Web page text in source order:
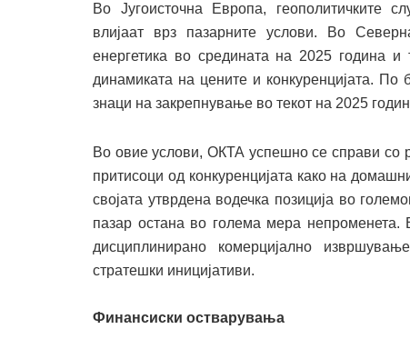
Во Југоисточна Европа, геополитичките
влијаат врз пазарните услови. Во
енергетика во средината на 2025 година и
динамиката на цените и конкуренцијата. По
знаци на закрепнување во текот на 2025
Во овие услови, ОКТА успешно се справи со
притисоци од конкуренцијата како на
својата утврдена водечка позиција во
пазар остана во голема мера
дисциплинирано комерцијално
стратешки иницијативи.
Финансиски остварувања